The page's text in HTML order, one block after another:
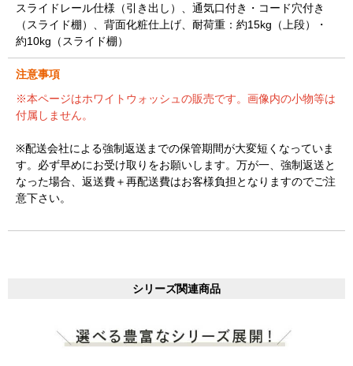
スライドレール仕様（引き出し）、通気口付き・コード穴付き
（スライド棚）、背面化粧仕上げ、耐荷重：約15kg（上段）・
約10kg（スライド棚）
注意事項
※本ページはホワイトウォッシュの販売です。画像内の小物等は
付属しません。
※配送会社による強制返送までの保管期間が大変短くなっていま
す。必ず早めにお受け取りをお願いします。万が一、強制返送と
なった場合、返送費＋再配送費はお客様負担となりますのでご注
意下さい。
シリーズ関連商品